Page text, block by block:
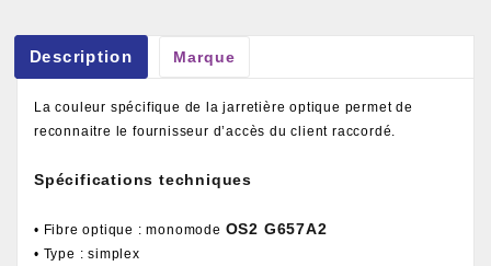
Description Marque
La couleur spécifique de la jarretière optique permet de
reconnaitre le fournisseur d’accès du client raccordé.
Spécifications techniques
• Fibre optique : monomode OS2 G657A2
• Type : simplex